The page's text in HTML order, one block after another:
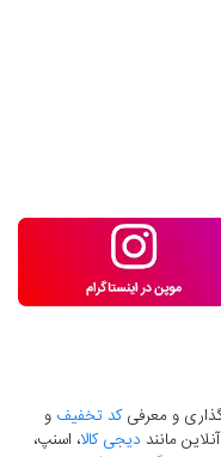
و معرفیکد تخفیف و
مانند دیجی کالا، اسنپ،